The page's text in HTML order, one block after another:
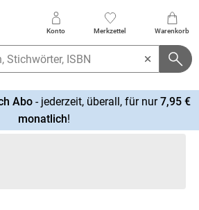
Konto Merkzettel Warenkorb
Abo- jederzeit, überall, für nur7,95 €
monatlich!